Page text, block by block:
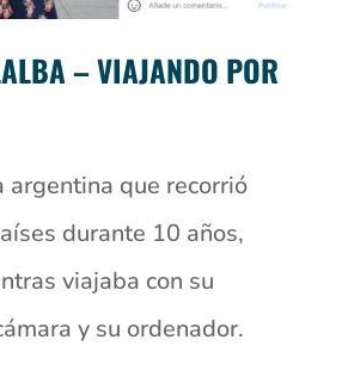
– VIAJANDO POR
argentina que recorrió
durante 10 años,
viajaba con su
y su ordenador.